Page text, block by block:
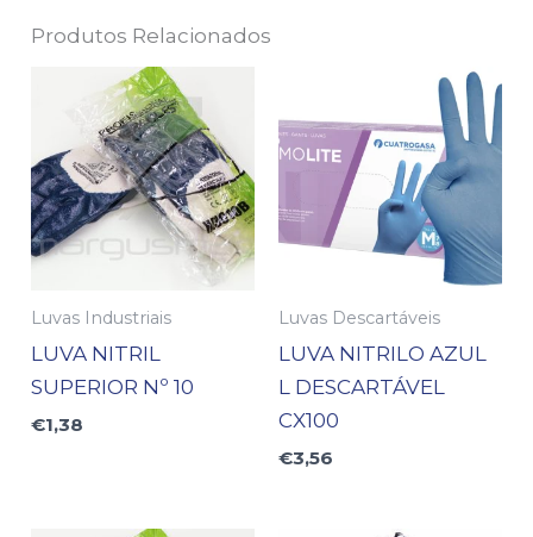
Produtos Relacionados
Luvas Industriais
LUVA NITRIL
SUPERIOR Nº 10
€1,38
Luvas Descartáveis
LUVA NITRILO AZUL
L DESCARTÁVEL
CX100
€3,56